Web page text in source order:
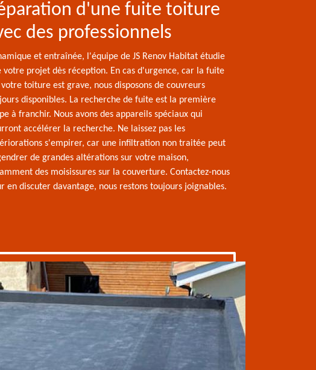
d'une fuite toiture
des professionnels
et entraînée, l'équipe de JS Renov Habitat étudie
votre projet dès réception. En cas d'urgence, car la fuite
toiture est grave, nous disposons de couvreurs
disponibles. La recherche de fuite est la première
à franchir. Nous avons des appareils spéciaux qui
accélérer la recherche. Ne laissez pas les
s'empirer, car une infiltration non traitée peut
de grandes altérations sur votre maison,
des moisissures sur la couverture. Contactez-nous
en discuter davantage, nous restons toujours joignables.